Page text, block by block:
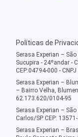
Políticas de
Serasa Experian –
Sucupira - 24ºandar -
CEP:04794-000 -
Serasa Experian –
– Bairro Velha,
62.173.620/0104-95
Serasa Experian –
Carlos/SP CEP:
Serasa Experian –